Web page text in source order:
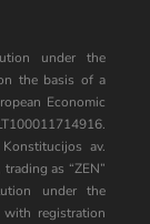
under the
the basis of a
Economic
av.
as “ZEN”
under the
registration